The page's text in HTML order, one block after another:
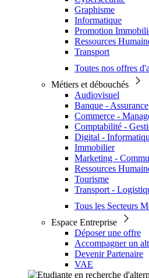
Graphisme
Informatique
Promotion
Ressources
Transport
Toutes nos offres
Métiers et débouchés
Audiovisuel
Banque - Assurance
Commerce -
Comptabilité -
Digital -
Immobilier
Marketing -
Ressources
Tourisme
Transport -
Tous les Secteurs
Espace Entreprise
Déposer une offre
Accompagner un
Devenir Partenaire
VAE